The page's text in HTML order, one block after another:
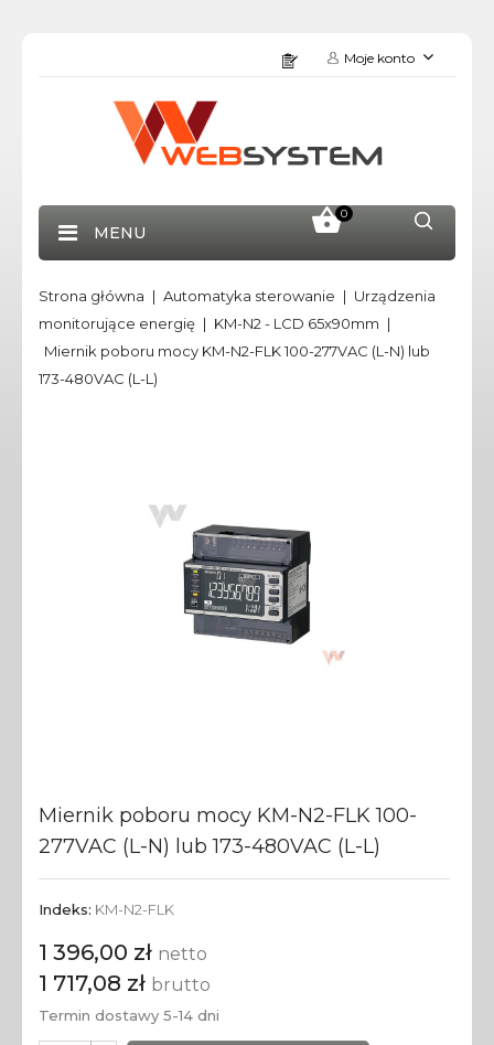
Moje konto
0
MENU
Strona główna Automatyka sterowanie
Urządzenia
monitorujące energię
KM-N2 - LCD 65x90mm
Miernik poboru mocy KM-N2-FLK 100-277VAC (L-N) lub
173-480VAC (L-L)
Miernik poboru mocy KM-N2-FLK 100-
277VAC (L-N) lub 173-480VAC (L-L)
Indeks: KM-N2-FLK
1 396,00 zł netto
1 717,08 zł brutto
Termin dostawy 5-14 dni